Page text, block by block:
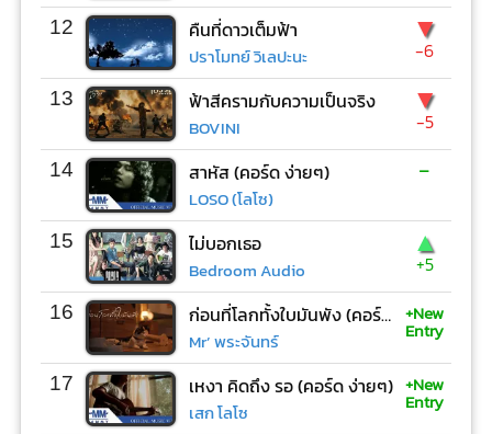
12 คืนที่ดาวเต็มฟ้า
ปราโมทย์ วิเลปะนะ
▼
-6
13 ฟ้าสีครามกับความเป็นจริง
BOVINI
▼
-5
14 สาหัส (คอร์ด ง่ายๆ)
LOSO (โลโซ)
-
15 ไม่บอกเธอ
Bedroom Audio
▲
+5
16 ก่อนที่โลกทั้งใบมันพัง (คอร์ด ง่ายๆ)
Mr’ พระจันทร์
+New
Entry
17 เหงา คิดถึง รอ (คอร์ด ง่ายๆ)
เสก โลโซ
+New
Entry